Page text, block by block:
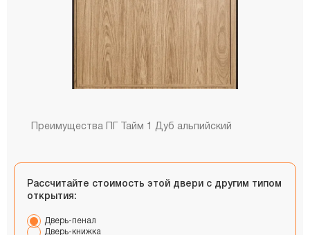
Преимущества ПГ Тайм 1 Дуб альпийский
Рассчитайте стоимость этой двери с другим типом
открытия:
Дверь-пенал
Дверь-книжка